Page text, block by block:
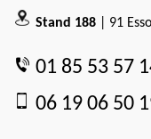
Stand 188 | 91
01 85 53 57
06 19 06 50